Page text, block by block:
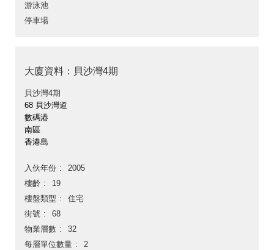
游泳池
停車場
大廈資料：貝沙灣4期
貝沙灣4期
68 貝沙灣道
數碼港
南區
香港島
入伙年份
2005
樓齡
19
樓盤類型
住宅
街號
68
物業層數
32
每層單位數量
2